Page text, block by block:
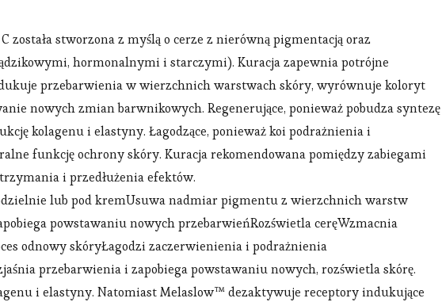
została stworzona z myślą o cerze z nierówną pigmentacją oraz
hormonalnymi i starczymi). Kuracja zapewnia potrójne
przebarwienia w wierzchnich warstwach skóry, wyrównuje koloryt
nowych zmian barwnikowych. Regenerujące, ponieważ pobudza syntezę
kolagenu i elastyny. Łagodzące, ponieważ koi podrażnienia i
funkcję ochrony skóry. Kuracja rekomendowana pomiędzy zabiegami
i przedłużenia efektów.
lub pod kremUsuwa nadmiar pigmentu z wierzchnich warstw
powstawaniu nowych przebarwieńRozświetla ceręWzmacnia
odnowy skóryŁagodzi zaczerwienienia i podrażnienia
przebarwienia i zapobiega powstawaniu nowych, rozświetla skórę.
i elastyny. Natomiast Melaslow™ dezaktywuje receptory indukujące